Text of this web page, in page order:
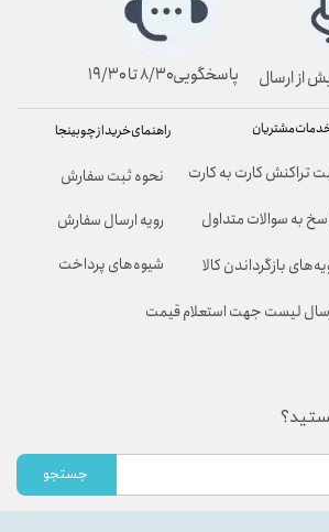
راهنمای خرید از چوبینجا
نحوه ثبت سفارش
رویه ارسال سفارش
شیوه‌های پرداخت
مشتریان
تراکنش کارت به کارت
به سوالات متداول
بازگرداندن کالا
لیست جهت استعلام قیمت
جستجو
پاسخگویی۸/۳۰ تا ۱۹/۳۰ از ارسال